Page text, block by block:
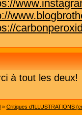
à tout les deux!
» Critiques d'ILLUSTRATIONS